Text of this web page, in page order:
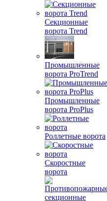
Секционные
ворота Trend
Промышленные
ворота ProTrend
Промышленные
ворота ProPlus
Роллетные ворота
Скоростные
ворота